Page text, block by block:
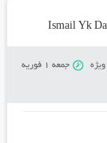
ویژه
جمعه 1 فوریه